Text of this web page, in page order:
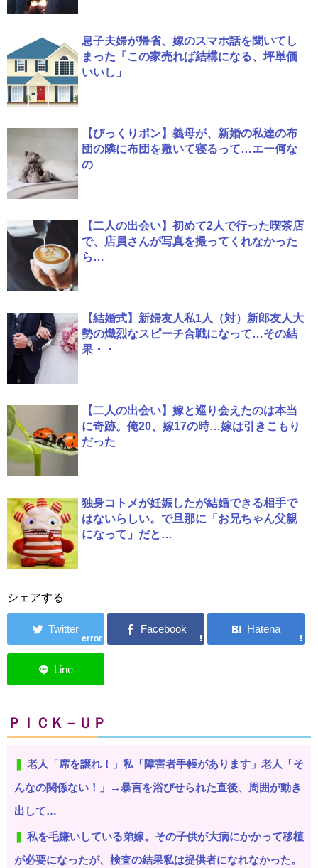
息子夫婦が帰省、嫁のスマホ話を聞いてし
まった「この家売れば結構になる、坪単価
いいし」
【びっくりポン】義母が、新婚の私達の布
団の隣に布団を敷いて寝るって…エー何な
の
【二人の出会い】初めて2人で行った喫茶店
で、店員さんが写真を撮ってくれなかった
ら…
【結婚式】新婦友人私1人（対）新郎友人大
勢の熾烈なスピーチ合戦になって…その結
果・・
【二人の出会い】嫁と巡り会えたのは本当
に奇跡。俺20、嫁17の時…嫁は引きこもり
だった
独身コトメが妊娠したが結婚できる相手で
はないらしい。で旦那に「お兄ちゃん父親
になって」だと…
シェアする
error
ＰＩＣＫ－ＵＰ
老人「席を譲れ！」私「障害者手帳があります」老人「そ
んなの関係ない！」→暴言を浴びせられた直後、周囲が動き
出して…
私を毛嫌いしている弟嫁。その子供が大病にかかって移植
が必要になったが、検査の結果私は提供者になれなかった。